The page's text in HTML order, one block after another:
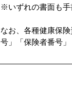
※いずれの書面も手
なお、各種健康保
号」「保険者番号